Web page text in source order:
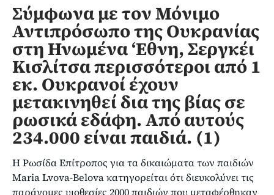
Σύμφωνα με τον Μόνιμο
Αντιπρόσωπο της Ουκρανίας
στη Ηνωμένα ‘Εθνη, Σεργκέι
Κισλίτσα περισσότεροι από 1
εκ. Ουκρανοί έχουν
μετακινηθεί δια της βίας σε
ρωσικά εδάφη. Από αυτούς
234.000 είναι παιδιά. (1)
Η Ρωσίδα Επίτροπος για τα δικαιώματα των παιδιών
Maria Lvova-Belova κατηγορείται ότι διευκολύνει τις
παράνομες υιοθεσίες 2000 παιδιών που μεταφέρθηκαν